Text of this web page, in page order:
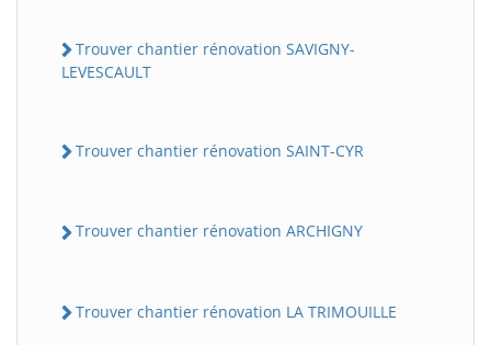
Trouver chantier rénovation SAVIGNY-
LEVESCAULT
Trouver chantier rénovation SAINT-CYR
Trouver chantier rénovation ARCHIGNY
Trouver chantier rénovation LA TRIMOUILLE